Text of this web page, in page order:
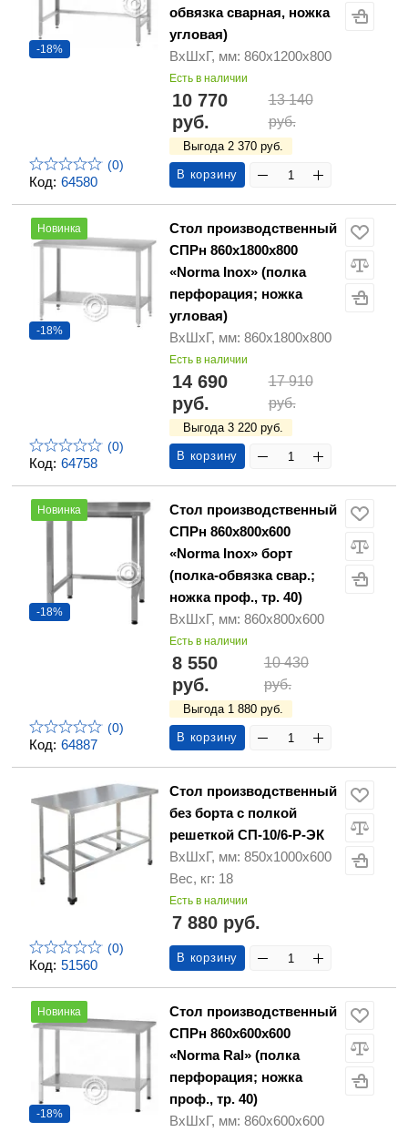
Код: 64580
-18%
(0)
обвязка сварная, ножка
угловая)
ВхШхГ, мм: 860х1200х800
Есть в наличии
10 770
руб.
13 140
руб.
Выгода 2 370 руб.
В корзину
Код: 64758
Новинка
-18%
(0)
Стол производственный
СПРн 860х1800х800
«Norma Inox» (полка
перфорация; ножка
угловая)
ВхШхГ, мм: 860х1800х800
Есть в наличии
14 690
руб.
17 910
руб.
Выгода 3 220 руб.
В корзину
Код: 64887
Новинка
-18%
(0)
Стол производственный
СПРн 860х800х600
«Norma Inox» борт
(полка-обвязка свар.;
ножка проф., тр. 40)
ВхШхГ, мм: 860х800х600
Есть в наличии
8 550
руб.
10 430
руб.
Выгода 1 880 руб.
В корзину
Код: 51560
(0)
Стол производственный
без борта с полкой
решеткой СП-10/6-Р-ЭК
ВхШхГ, мм: 850х1000х600
Вес, кг: 18
Есть в наличии
7 880 руб.
В корзину
Новинка
-18%
Стол производственный
СПРн 860х600х600
«Norma Ral» (полка
перфорация; ножка
проф., тр. 40)
ВхШхГ, мм: 860х600х600